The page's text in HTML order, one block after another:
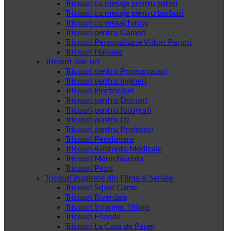
Tricouri cu mesaje pentru soferi
Tricouri cu mesaje pentru barbosi
Tricouri cu mesaj funny
Tricouri pentru Gameri
Tricouri Personalizate Viitori Parinti
Tricouri Haioase
Tricouri Job-uri
Tricouri pentru Programatori
Tricouri pentru ingineri
Tricouri Electricieni
Tricouri pentru Doctori
Tricouri pentru fotografi
Tricouri pentru DJ
Tricouri pentru Profesori
Tricouri Pensionare
Tricouri Asistente Medicale
Tricouri Manichiurista
Tricouri Piloti
Tricouri inspirate din Filme si Seriale
Tricouri Squid Game
Tricouri Riverdale
Tricouri Stranger Things
Tricouri Friends
Tricouri La Casa de Papel